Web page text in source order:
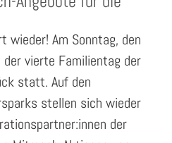
wieder! Am Sonntag, den
vierte Familientag der
statt. Auf den
stellen sich wieder
der